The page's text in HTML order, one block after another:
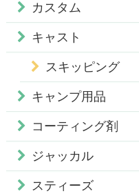
カスタム
キャスト
スキッピング
キャンプ用品
コーティング剤
ジャッカル
スティーズ